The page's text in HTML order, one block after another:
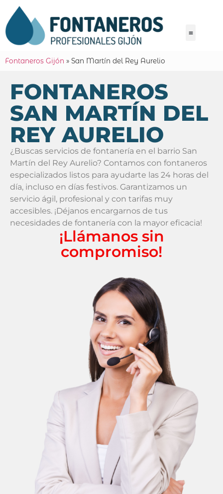
Fontaneros Gijón » San Martín del Rey Aurelio
FONTANEROS
SAN MARTÍN DEL
REY AURELIO
¿Buscas servicios de fontanería en el barrio San
Martín del Rey Aurelio? Contamos con fontaneros
especializados listos para ayudarte las 24 horas del
día, incluso en días festivos. Garantizamos un
servicio ágil, profesional y con tarifas muy
accesibles. ¡Déjanos encargarnos de tus
necesidades de fontanería con la mayor eficacia!
¡Llámanos sin
compromiso!